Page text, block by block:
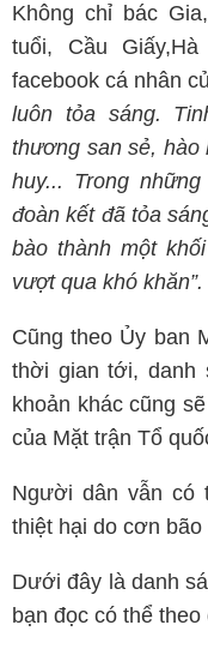
Không chỉ bác
tuổi, Cầu
facebook cá nhân
luôn tỏa sáng.
thương san sẻ,
huy... Trong
đoàn kết đã tỏa
bào thành một
vượt qua khó khăn”.
Cũng theo Ủy ban
thời gian tới, danh
khoản khác cũng
của Mặt trận Tổ
Người dân vẫn có
thiệt hại do cơn
Dưới đây là danh
bạn đọc có thể theo